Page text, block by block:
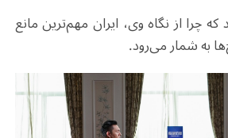
چرا از نگاه وی، ایران مهم‌ترین مانع
به شمار می‌رود.